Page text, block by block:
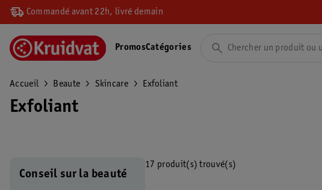
Commandé avant 22h, livré demain
PromosCatégories
Accueil Beaute Skincare Exfoliant
Exfoliant
Conseil sur la beauté
17 produit(s) trouvé(s)